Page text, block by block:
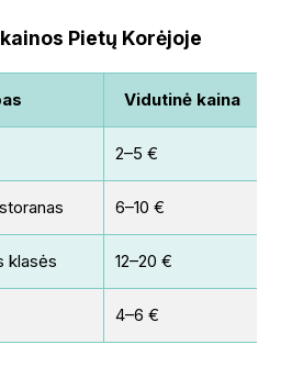
Pietų Korėjoje
Vidutinė kaina
2–5 €
6–10 €
klasės 12–20 €
4–6 €